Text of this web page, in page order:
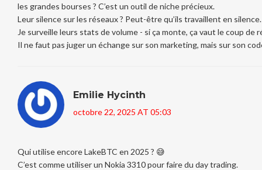
les grandes bourses ? C’est un outil de niche précieux.
Leur silence sur les réseaux ? Peut-être qu’ils travaillent en silence.
Je surveille leurs stats de volume - si ça monte, ça vaut le coup de
Il ne faut pas juger un échange sur son marketing, mais sur son
Emilie Hycinth
octobre 22, 2025 AT 05:03
Qui utilise encore LakeBTC en 2025 ? 😅
C’est comme utiliser un Nokia 3310 pour faire du day trading.